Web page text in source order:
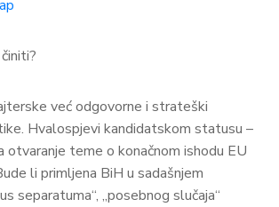
već odgovorne i strateški
Hvalospjevi kandidatskom statusu –
otvaranje teme o konačnom ishodu EU
li primljena BiH u sadašnjem
separatuma“, „posebnog slučaja“